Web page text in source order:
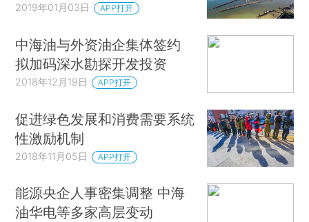
2019年01月03日 APP打开
中海油与外资油企集体签约
拟加码深水勘探开发投资
2018年12月19日 APP打开
促进绿色发展和消费需要系统
性激励机制
2018年11月05日 APP打开
能源央企人事密集调整 中海
油华电等多家高层变动